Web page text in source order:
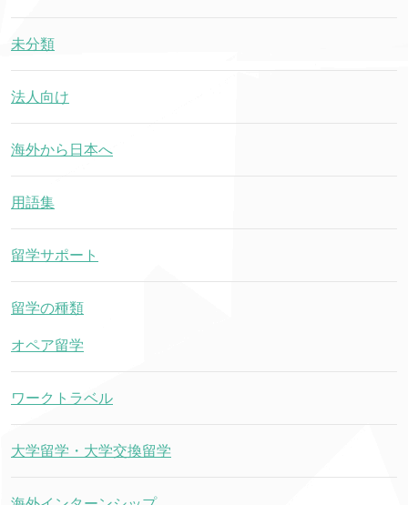
未分類
法人向け
海外から日本へ
用語集
留学サポート
留学の種類
オペア留学
ワークトラベル
大学留学・大学交換留学